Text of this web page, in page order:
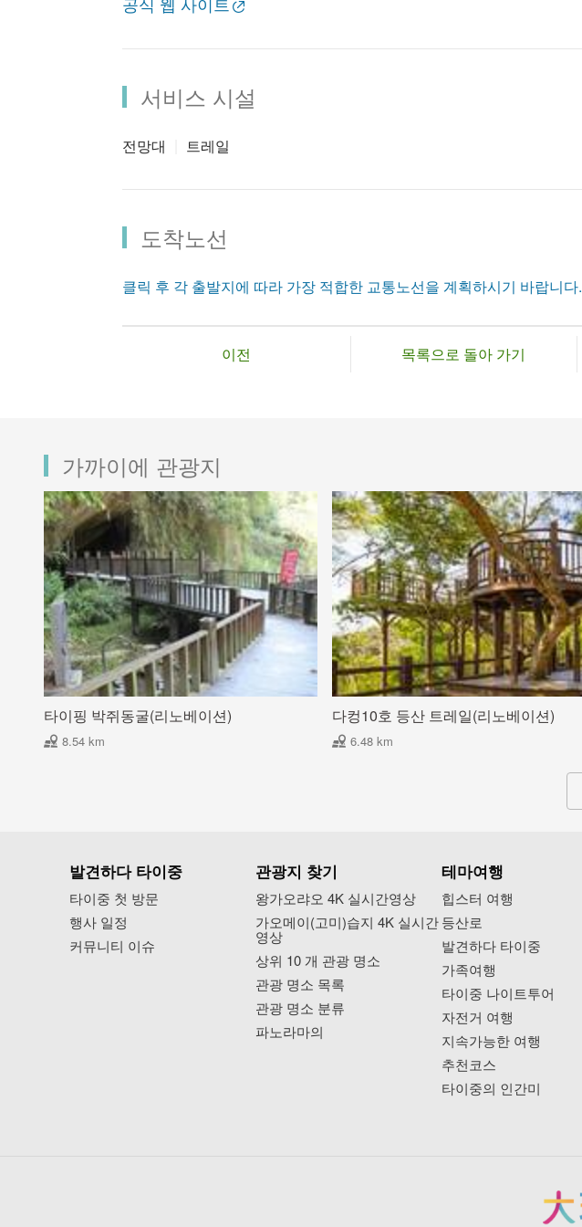
서비스 시설
전망대 트레일
도착노선
클릭 후 각 출발지에 따라 가장 적합한 교통노선을 계획하시기 바랍니다.
이전 목록으로 돌아 가기
가까이에 관광지
타이핑 박쥐동굴(리노베이션)
8.54 km
다컹10호 등산 트레일(리노베이션)
6.48 km
발견하다 타이중
타이중 첫 방문
행사 일정
커뮤니티 이슈
관광지 찾기
왕가오랴오 4K 실시간영상
가오메이(고미)습지 4K 실시간
영상
상위 10 개 관광 명소
관광 명소 목록
관광 명소 분류
파노라마의
테마여행
힙스터 여행
등산로
발견하다 타이중
가족여행
타이중 나이트투어
자전거 여행
지속가능한 여행
추천코스
타이중의 인간미